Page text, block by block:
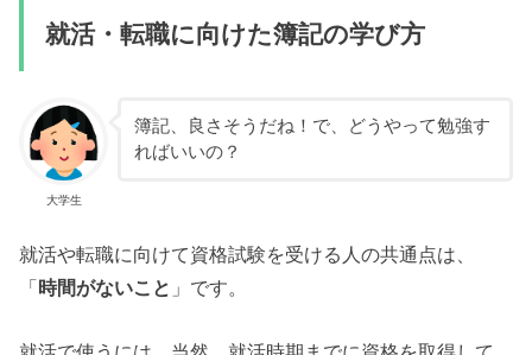
就活・転職に向けた簿記の学び方
大学生
簿記、良さそうだね！で、どうやって勉強す
ればいいの？
就活や転職に向けて資格試験を受ける人の共通点は、
「時間がないこと 」です。